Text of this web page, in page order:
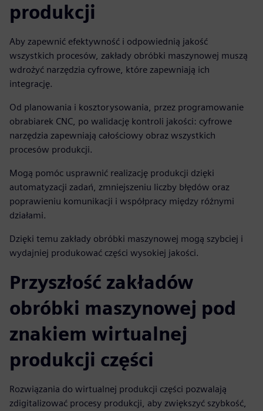
produkcji
Aby zapewnić efektywność i odpowiednią jakość
wszystkich procesów, zakłady obróbki maszynowej muszą
wdrożyć narzędzia cyfrowe, które zapewniają ich
integrację.
Od planowania i kosztorysowania, przez programowanie
obrabiarek CNC, po walidację kontroli jakości: cyfrowe
narzędzia zapewniają całościowy obraz wszystkich
procesów produkcji.
Mogą pomóc usprawnić realizację produkcji dzięki
automatyzacji zadań, zmniejszeniu liczby błędów oraz
poprawieniu komunikacji i współpracy między różnymi
działami.
Dzięki temu zakłady obróbki maszynowej mogą szybciej i
wydajniej produkować części wysokiej jakości.
Przyszłość zakładów
obróbki maszynowej pod
znakiem wirtualnej
produkcji części
Rozwiązania do wirtualnej produkcji części pozwalają
zdigitalizować procesy produkcji, aby zwiększyć szybkość,